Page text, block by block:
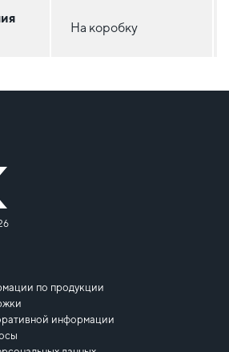
На коробку
по продукции
информации